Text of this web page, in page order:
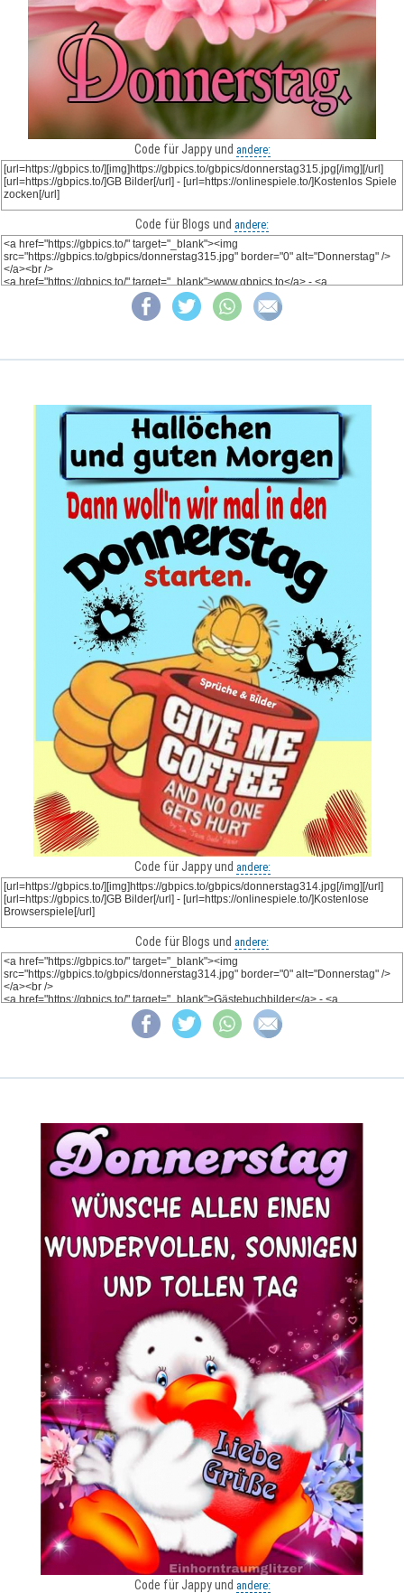
Code für Jappy und andere:
Code für Blogs und andere:
Code für Jappy und andere:
Code für Blogs und andere:
Code für Jappy und andere: